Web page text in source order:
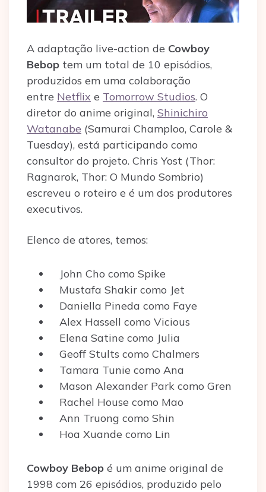
A adaptação live-action de Cowboy
Bebop tem um total de 10 episódios,
produzidos em uma colaboração
entre Netflix e Tomorrow Studios. O
diretor do anime original, Shinichiro
Watanabe (Samurai Champloo, Carole &
Tuesday), está participando como
consultor do projeto. Chris Yost (Thor:
Ragnarok, Thor: O Mundo Sombrio)
escreveu o roteiro e é um dos produtores
executivos.
Elenco de atores, temos:
John Cho como Spike
Mustafa Shakir como Jet
Daniella Pineda como Faye
Alex Hassell como Vicious
Elena Satine como Julia
Geoff Stults como Chalmers
Tamara Tunie como Ana
Mason Alexander Park como Gren
Rachel House como Mao
Ann Truong como Shin
Hoa Xuande como Lin
Cowboy Bebop é um anime original de
1998 com 26 episódios, produzido pelo